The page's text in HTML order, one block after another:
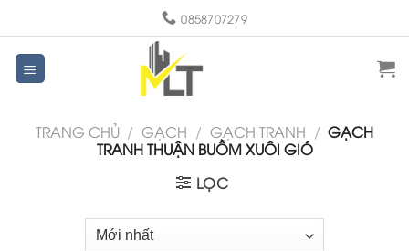
to
content
0858707279
TRANG CHỦ / GẠCH / GẠCH TRANH / GẠCH
TRANH THUẬN BUỒM XUÔI GIÓ
LỌC